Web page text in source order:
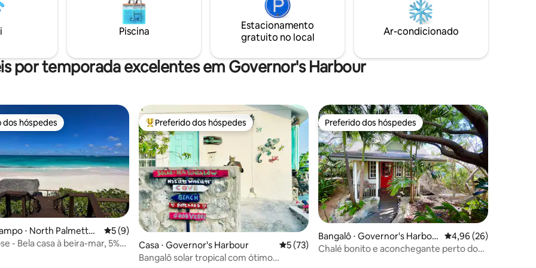
Piscina
Estacionamento
gratuito no local
Ar-condicionado
por temporada excelentes em Governor's Harbour
de 5, 62 avaliações
dos hóspedes
dos hóspedes
⋅ North Palmetto
5 de uma avaliação média de 5, 9 avaliações
5 (9)
- Bela casa à beira-mar, 5%
Entre os melhores preferidos dos hóspedes
Preferido dos hóspedes
Casa ⋅ Governor's Harbour 5 de uma avaliação média de 5, 73 avaliações
5 (73)
Bangalô solar tropical com ótimo
Preferido dos hóspedes
Preferido dos hóspedes
Bangalô ⋅ Governor's Harbou
r
4,96 de uma
4,96 (26)
Chalé bonito e aconchegante perto do